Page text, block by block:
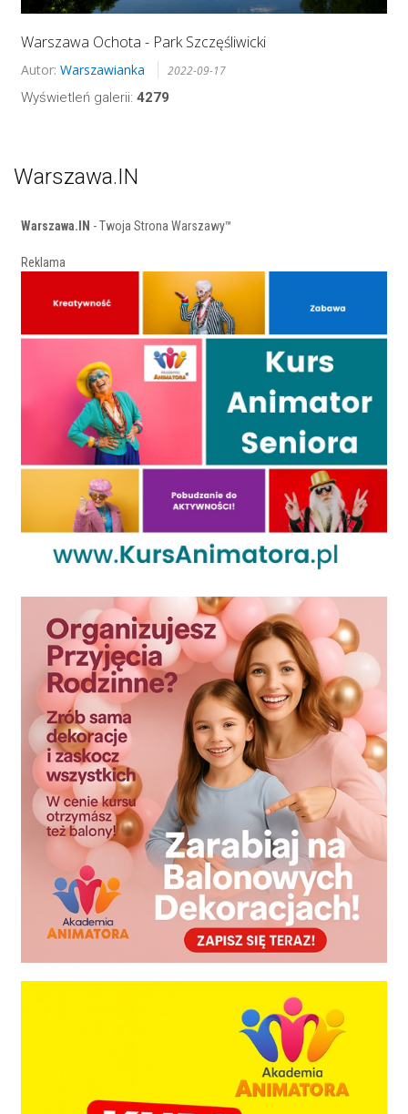
Warszawa Ochota - Park Szczęśliwicki
Autor: Warszawianka 2022-09-17
Wyświetleń galerii: 4279
Warszawa.IN
Warszawa.IN - Twoja Strona Warszawy™
Reklama